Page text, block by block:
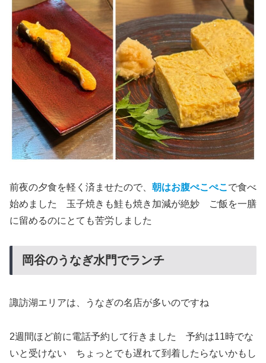
前夜の夕食を軽く済ませたので、 朝はお腹ぺこぺこ で食べ
始めました 玉子焼きも鮭も焼き加減が絶妙 ご飯を一膳
に留めるのにとても苦労しました
岡谷のうなぎ水門でランチ
諏訪湖エリアは、うなぎの名店が多いのですね
2週間ほど前に電話予約して行きました 予約は11時でな
いと受けない ちょっとでも遅れて到着したらないかもし